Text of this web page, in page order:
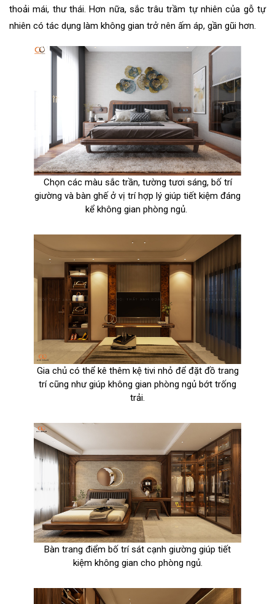
thoải mái, thư thái. Hơn nữa, sắc trâu trầm tự nhiên của gỗ tự
nhiên có tác dụng làm không gian trở nên ấm áp, gần gũi hơn.
Chọn các màu sắc trần, tường tươi sáng, bố trí
giường và bàn ghế ở vị trí hợp lý giúp tiết kiệm đáng
kể không gian phòng ngủ.
Gia chủ có thể kê thêm kệ tivi nhỏ để đặt đồ trang
trí cũng như giúp không gian phòng ngủ bớt trống
trải.
Bàn trang điểm bố trí sát cạnh giường giúp tiết
kiệm không gian cho phòng ngủ.